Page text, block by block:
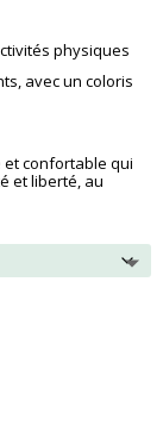
physiques
avec un coloris
confortable qui
et liberté, au